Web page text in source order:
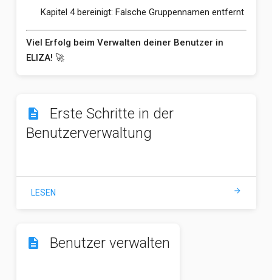
Kapitel 4 bereinigt: Falsche Gruppennamen entfernt
Viel Erfolg beim Verwalten deiner Benutzer in
ELIZA! 🚀
description
Erste Schritte in der
Benutzerverwaltung
LESEN arrow_forward
description Benutzer verwalten